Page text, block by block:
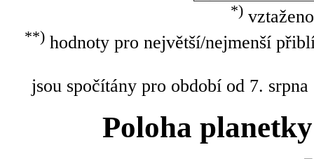
*)
**)hodnoty pro největší/nejmenší
jsou spočítány pro období od 7.
Poloha